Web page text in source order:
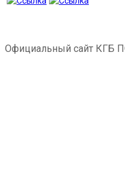
Официальный сайт КГБ